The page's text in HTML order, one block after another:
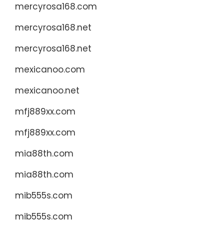
mercyrosa168.com
mercyrosa168.net
mercyrosa168.net
mexicanoo.com
mexicanoo.net
mfj889xx.com
mfj889xx.com
mia88th.com
mia88th.com
mib555s.com
mib555s.com